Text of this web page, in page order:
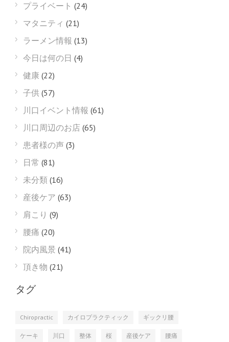
プライベート (24)
マタニティ (21)
ラーメン情報 (13)
今日は何の日 (4)
健康 (22)
子供 (57)
川口イベント情報 (61)
川口周辺のお店 (65)
患者様の声 (3)
日常 (81)
未分類 (16)
産後ケア (63)
肩こり (9)
腰痛 (20)
院内風景 (41)
頂き物 (21)
タグ
Chiropractic カイロプラクティック ギックリ腰
ケーキ 川口 整体 桜 産後ケア 腰痛